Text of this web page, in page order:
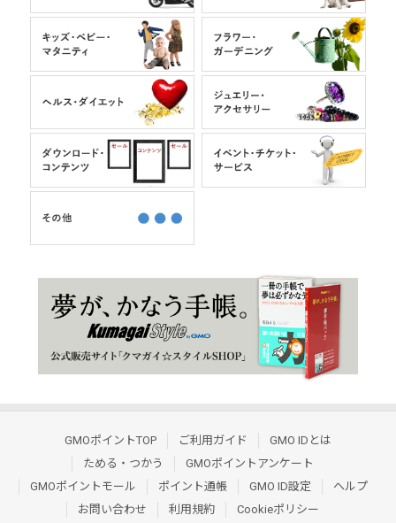
GMOポイントTOP ご利用ガイド
GMO IDとは
ためる・つかう
GMOポイントアンケート
GMOポイントモール
ポイント通帳 GMO ID設定
ヘルプ
お問い合わせ
利用規約
Cookieポリシー